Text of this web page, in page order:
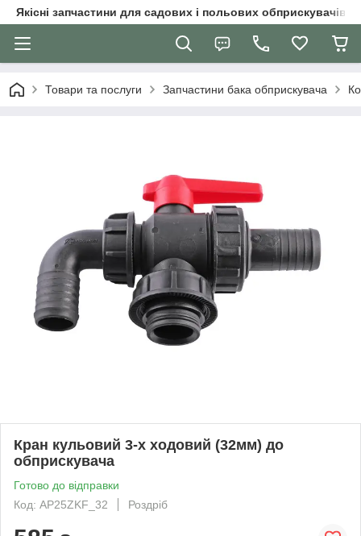
Якісні запчастини для садових і польових обприскувачів
Товари та послуги Запчастини бака обприскувача
Кран кульовий 3-х ходовий (32мм) до
обприскувача
Готово до відправки
Код: AP25ZKF_32
Роздріб